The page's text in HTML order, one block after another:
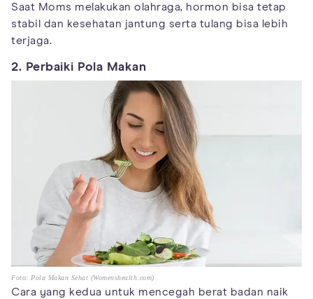
Saat Moms melakukan olahraga, hormon bisa tetap
stabil dan kesehatan jantung serta tulang bisa lebih
terjaga.
2. Perbaiki Pola Makan
Foto: Pola Makan Sehat (Womenshealth.com)
Cara yang kedua untuk mencegah berat badan naik